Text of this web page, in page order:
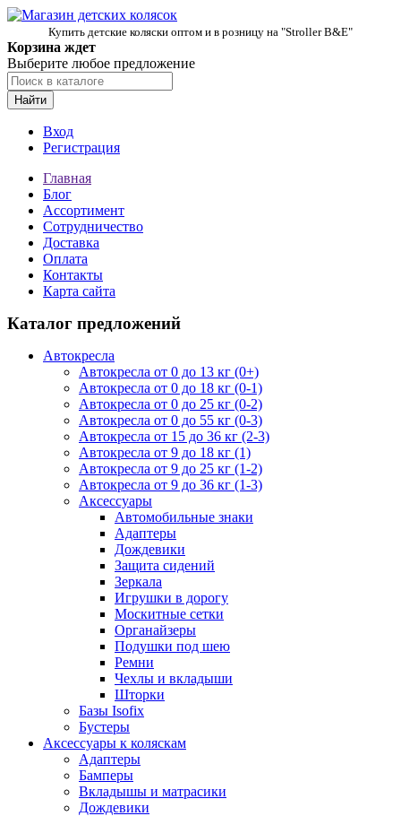
Купить детские коляски оптом и в розницу на "Stroller B&E"
Корзина ждет
Выберите любое предложение
Найти
Вход
Регистрация
Главная
Блог
Ассортимент
Сотрудничество
Доставка
Оплата
Контакты
Карта сайта
Каталог предложений
Автокресла
Автокресла от 0 до 13 кг (0+)
Автокресла от 0 до 18 кг (0-1)
Автокресла от 0 до 25 кг (0-2)
Автокресла от 0 до 55 кг (0-3)
Автокресла от 15 до 36 кг (2-3)
Автокресла от 9 до 18 кг (1)
Автокресла от 9 до 25 кг (1-2)
Автокресла от 9 до 36 кг (1-3)
Аксессуары
Автомобильные знаки
Адаптеры
Дождевики
Защита сидений
Зеркала
Игрушки в дорогу
Москитные сетки
Органайзеры
Подушки под шею
Ремни
Чехлы и вкладыши
Шторки
Базы Isofix
Бустеры
Аксессуары к коляскам
Адаптеры
Бамперы
Вкладышы и матрасики
Дождевики